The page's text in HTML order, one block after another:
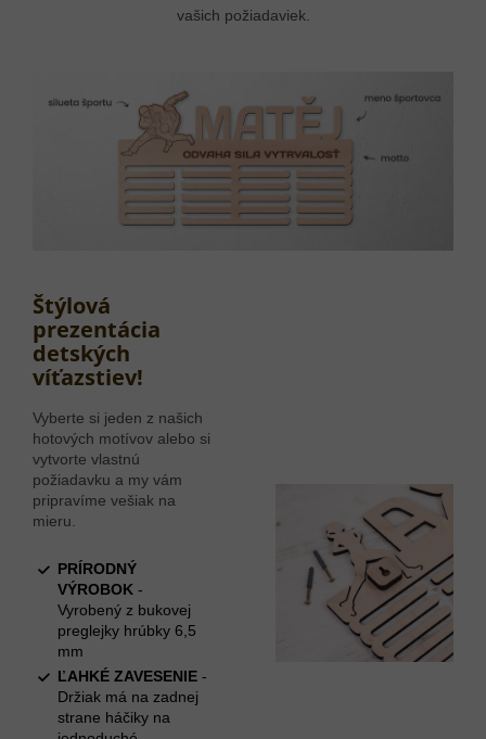
vašich požiadaviek.
Štýlová
prezentácia
detských
víťazstiev!
Vyberte si jeden z našich
hotových motívov alebo si
vytvorte vlastnú
požiadavku a my vám
pripravíme vešiak na
mieru.
PRÍRODNÝ
VÝROBOK -
Vyrobený z bukovej
preglejky hrúbky 6,5
mm
ĽAHKÉ ZAVESENIE -
Držiak má na zadnej
strane háčiky na